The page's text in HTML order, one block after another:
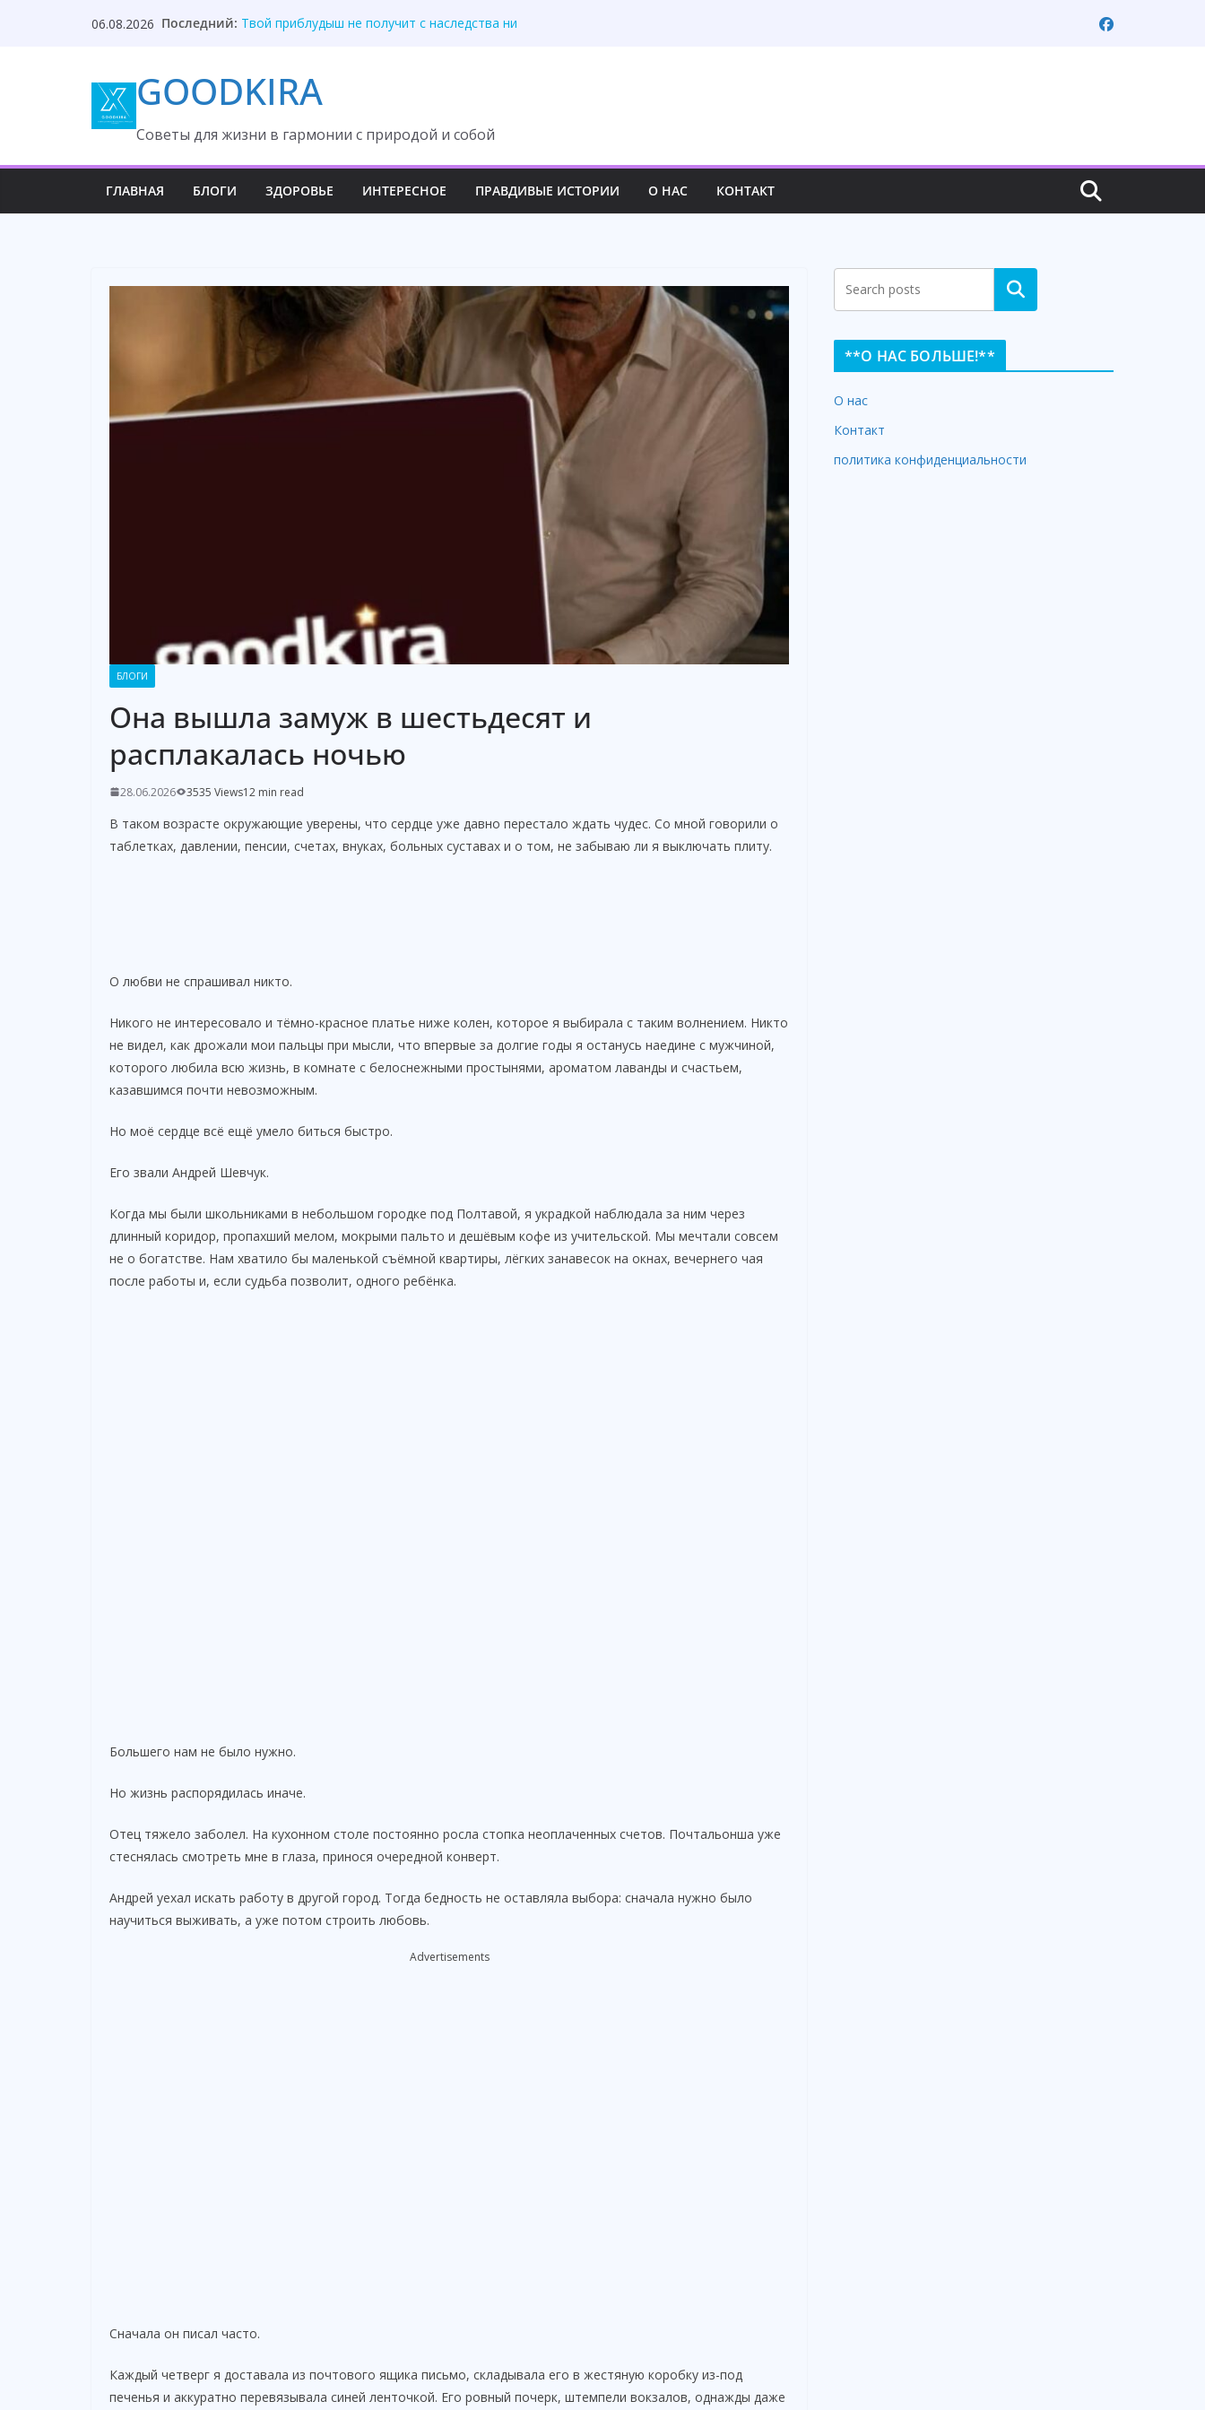
06.08.2026 Последний: После унижения невестка изменила свою жизнь
Один торт изменил судьбу семьи навсегда
Она ждала измену, но встретила правду
GOODKIRA
Cоветы для жизни в гармонии с природой и собой
ГЛАВНАЯ БЛОГИ ЗДОРОВЬЕ ИНТЕРЕСНОЕ ПРАВДИВЫЕ ИСТОРИИ О НАС КОНТАКТ
БЛОГИ
Она вышла замуж в шестьдесят и
расплакалась ночью
28.06.2026 3535 Views12 min read
В таком возрасте окружающие уверены, что сердце уже давно перестало ждать чудес. Со мной говорили о
таблетках, давлении, пенсии, счетах, внуках, больных суставах и о том, не забываю ли я выключать плиту.
О любви не спрашивал никто.
Никого не интересовало и тёмно-красное платье ниже колен, которое я выбирала с таким волнением. Никто
не видел, как дрожали мои пальцы при мысли, что впервые за долгие годы я останусь наедине с мужчиной,
которого любила всю жизнь, в комнате с белоснежными простынями, ароматом лаванды и счастьем,
казавшимся почти невозможным.
Но моё сердце всё ещё умело биться быстро.
Его звали Андрей Шевчук.
Когда мы были школьниками в небольшом городке под Полтавой, я украдкой наблюдала за ним через
длинный коридор, пропахший мелом, мокрыми пальто и дешёвым кофе из учительской. Мы мечтали совсем
не о богатстве. Нам хватило бы маленькой съёмной квартиры, лёгких занавесок на окнах, вечернего чая
после работы и, если судьба позволит, одного ребёнка.
Большего нам не было нужно.
Но жизнь распорядилась иначе.
Отец тяжело заболел. На кухонном столе постоянно росла стопка неоплаченных счетов. Почтальонша уже
стеснялась смотреть мне в глаза, принося очередной конверт.
Андрей уехал искать работу в другой город. Тогда бедность не оставляла выбора: сначала нужно было
научиться выживать, а уже потом строить любовь.
Advertisements
Сначала он писал часто.
Каждый четверг я доставала из почтового ящика письмо, складывала его в жестяную коробку из-под
печенья и аккуратно перевязывала синей ленточкой. Его ровный почерк, штемпели вокзалов, однажды даже
Search
**О НАС БОЛЬШЕ!**
О нас
Контакт
политика конфиденциальности